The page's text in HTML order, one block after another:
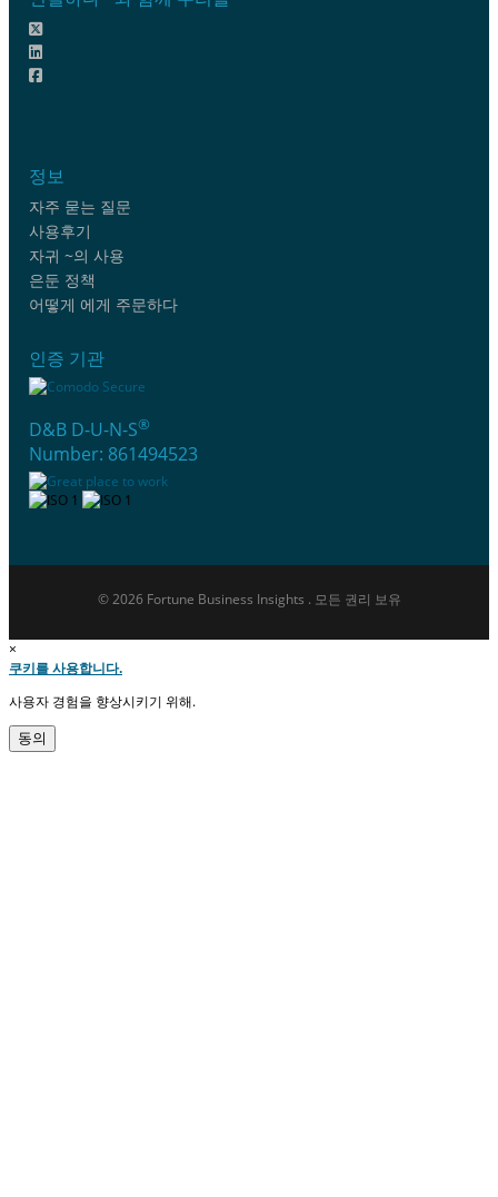
정보
자주 묻는 질문
사용후기
자귀 ~의 사용
은둔 정책
어떻게 에게 주문하다
인증 기관
D&B D-U-N-S®
Number: 861494523
© 2026 Fortune Business Insights . 모든 권리 보유
×
쿠키를 사용합니다.
사용자 경험을 향상시키기 위해.
동의